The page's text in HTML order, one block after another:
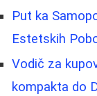
Put ka
Estetskih
Vodič za
kompakta do